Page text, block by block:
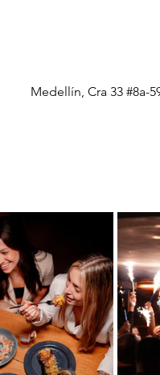
Medellín, Cra 33 #8a-